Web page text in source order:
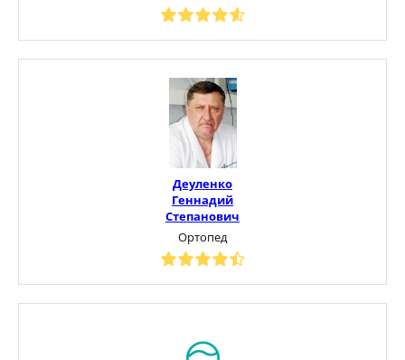
Деуленко
Геннадий
Степанович
Ортопед